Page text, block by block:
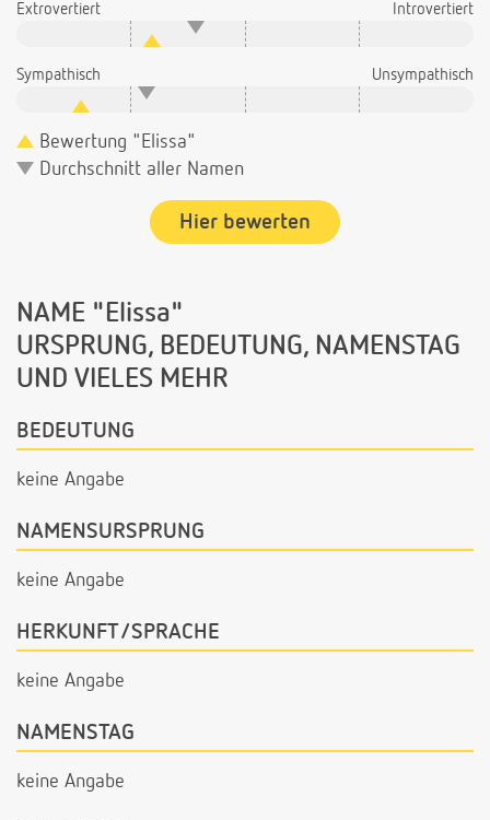
Extrovertiert Introvertiert
Sympathisch Unsympathisch
Bewertung "Elissa"
Durchschnitt aller Namen
Hier bewerten
NAME "Elissa"
URSPRUNG, BEDEUTUNG, NAMENSTAG
UND VIELES MEHR
BEDEUTUNG
keine Angabe
NAMENSURSPRUNG
keine Angabe
HERKUNFT/SPRACHE
keine Angabe
NAMENSTAG
keine Angabe